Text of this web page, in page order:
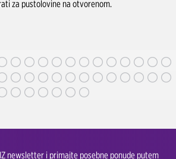
pustolovini osvajanja
newsletter i primajte posebne ponude putem